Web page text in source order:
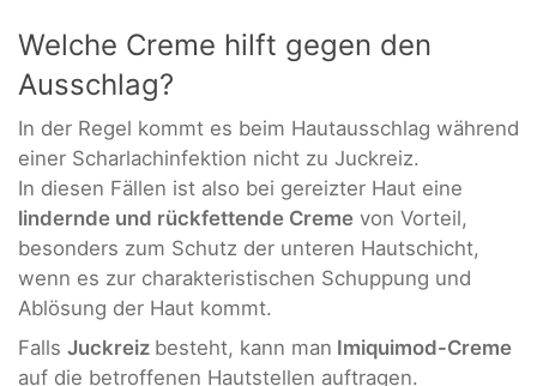
Welche Creme hilft gegen den
Ausschlag?
In der Regel kommt es beim Hautausschlag während
einer Scharlachinfektion nicht zu Juckreiz.
In diesen Fällen ist also bei gereizter Haut eine
lindernde und rückfettende Creme von Vorteil,
besonders zum Schutz der unteren Hautschicht,
wenn es zur charakteristischen Schuppung und
Ablösung der Haut kommt.
Falls Juckreiz besteht, kann man Imiquimod-Creme
auf die betroffenen Hautstellen auftragen.